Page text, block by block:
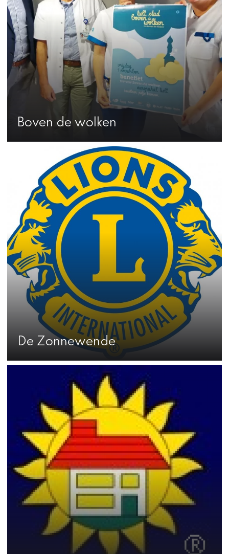
Boven de wolken
De Zonnewende